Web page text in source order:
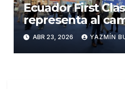
Ecuador First
representa al
ecuatoriano en
feria europea
ABR 23, 2026 YAZMÍN